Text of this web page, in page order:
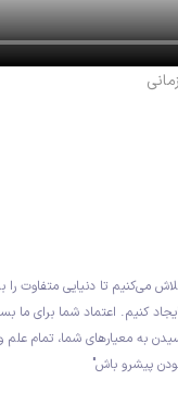
می‌کنیم تا دنیایی متفاوت را
کنیم. اعتماد شما برای ما
به معیارهای شما، تمام علم
پیشرو باش"